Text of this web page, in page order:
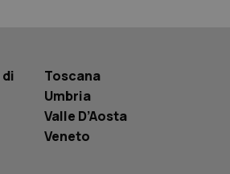
Toscana
Umbria
Valle D’Aosta
Veneto